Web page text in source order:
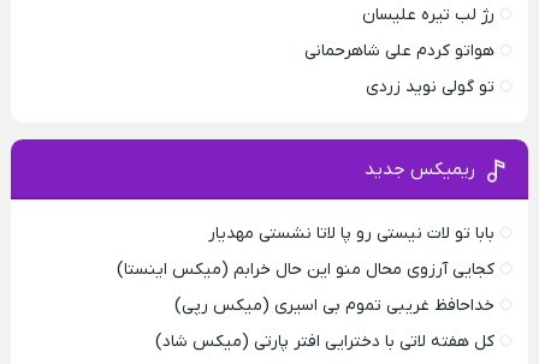
رژ لب تیره علیسان
هواتو کردم علی شاهرحمانی
تو گولی نوید زردی
ریمیکس جدید
بابا تو لات نیستی رو پا لاتا نشستی مهدیار
کجایی آرزوی محال منو این حال خرابم (میکس اینستا)
خداحافظ غریبی تموم بی اسیری (میکس رپی)
کل هفته لاتی با دخترایی افتر پارتی (میکس شاد)